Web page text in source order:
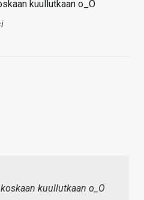
kuullutkaan o_O
kuullutkaan o_O